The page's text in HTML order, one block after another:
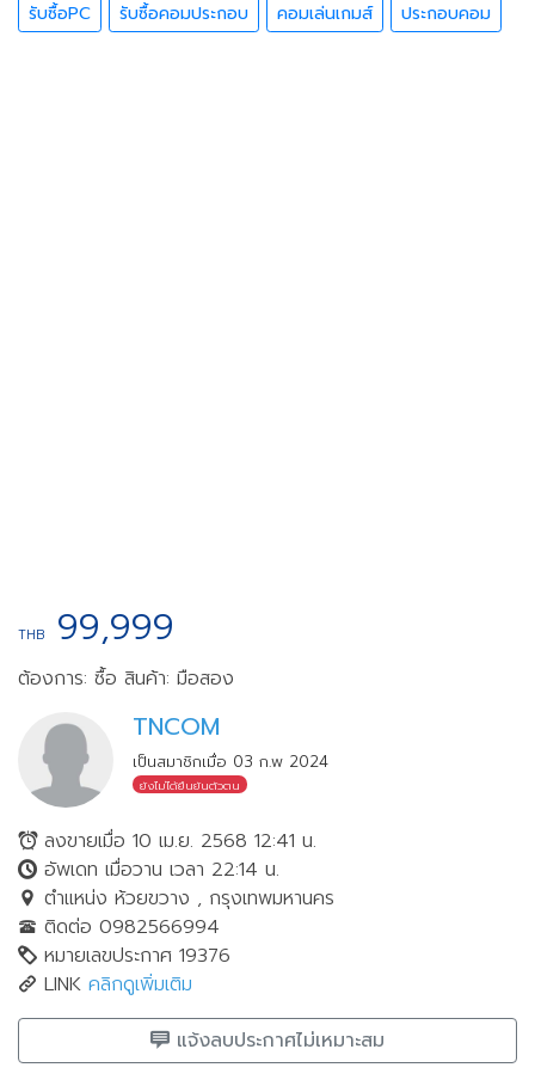
รับซื้อPC
รับซื้อคอมประกอบ คอมเล่นเกมส์ ประกอบคอม
THB 99,999
ต้องการ: ซื้อ สินค้า: มือสอง
TNCOM
เป็นสมาชิกเมื่อ 03 ก.พ 2024
ยังไม่ได้ยืนยันตัวตน
ลงขายเมื่อ 10 เม.ย. 2568 12:41 น.
อัพเดท เมื่อวาน เวลา 22:14 น.
ตำแหน่ง ห้วยขวาง , กรุงเทพมหานคร
ติดต่อ 0982566994
หมายเลขประกาศ 19376
LINK คลิกดูเพิ่มเติม
แจ้งลบประกาศไม่เหมาะสม